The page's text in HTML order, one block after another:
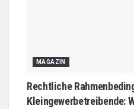
MAGAZIN
Rechtliche
Kleingewerbetreibende: